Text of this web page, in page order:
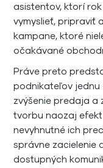
asistentov, ktorí
vymyslieť, pripraviť
kampane, ktoré
očakávané
Práve preto
podnikateľov jednu
zvýšenie predaja a
tvorbu naozaj
nevyhnutné ich
správne zacielenie
dostupných